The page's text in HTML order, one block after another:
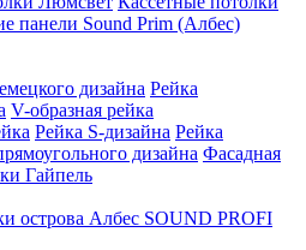
панели Sound Prim (Албес)
дизайна Рейка
V-образная рейка
Рейка S-дизайна Рейка
дизайна Фасадная
Гайпель
острова Албес SOUND PROFI